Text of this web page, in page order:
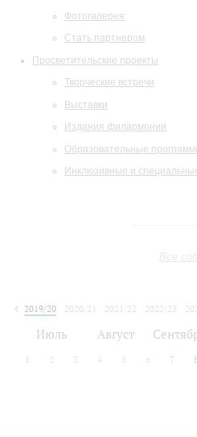
Фотогалерея
Стать партнером
Просветительские проекты
Творческие встречи
Выставки
Издания филармонии
Образовательные
Инклюзивные и
Все
2019/20
2020/21 2021/22 2022/23
Июль Август
1 2 3 4 5 6 7 8